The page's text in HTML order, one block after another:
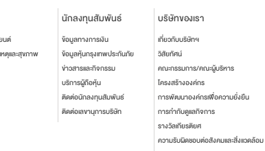
นต์
ตุและสุขภาพ
นักลงทุนสัมพันธ์
ข้อมูลทางการเงิน
ข้อมูลหุ้นกรุงเทพประกันภัย
ข่าวสารและกิจกรรม
บริการผู้ถือหุ้น
ติดต่อนักลงทุนสัมพันธ์
ติดต่อเลขานุการบริษัท
บริษัทของเรา
เกี่ยวกับบริษัทฯ
วิสัยทัศน์
คณะกรรมการ/คณะผู้บริหาร
โครงสร้างองค์กร
การพัฒนาองค์กรเพื่อความยั่งยืน
การกำกับดูแลกิจการ
รางวัลเกียรติยศ
ความรับผิดชอบต่อสังคมและสิ่งแวดล้อม